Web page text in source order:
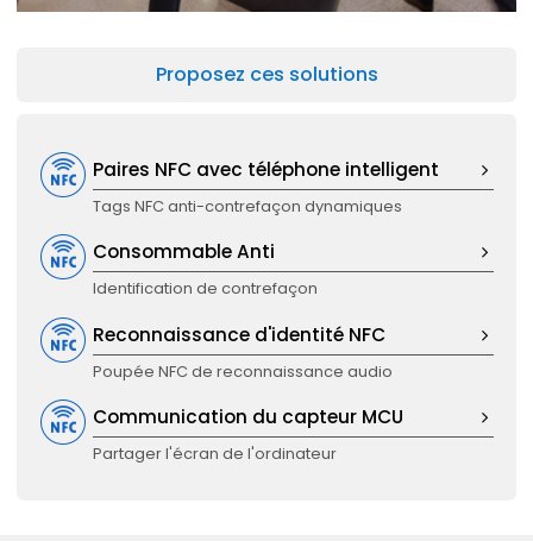
Proposez ces solutions
Paires NFC avec téléphone intelligent
Tags NFC anti-contrefaçon dynamiques
Consommable Anti
Identification de contrefaçon
Reconnaissance d'identité NFC
Poupée NFC de reconnaissance audio
Communication du capteur MCU
Partager l'écran de l'ordinateur